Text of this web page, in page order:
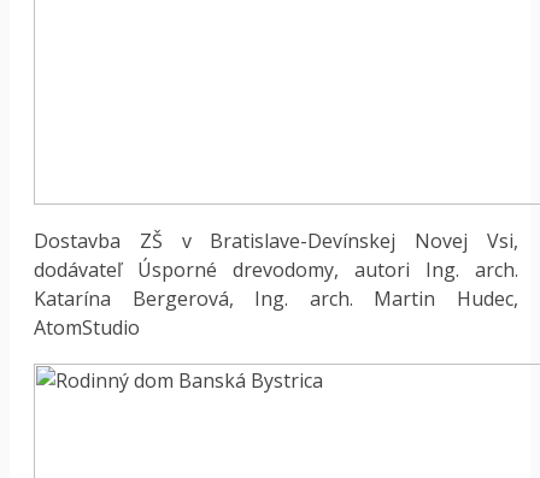
Dostavba ZŠ v Bratislave-Devínskej Novej Vsi,
dodávateľ Úsporné drevodomy, autori Ing. arch.
Katarína Bergerová, Ing. arch. Martin Hudec,
AtomStudio